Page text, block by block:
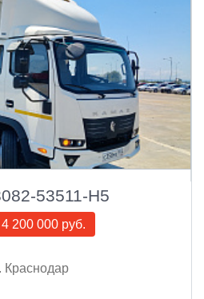
53511-Н5
4 200 000 руб.
Краснодар